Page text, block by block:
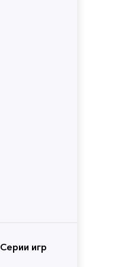
Серии игр